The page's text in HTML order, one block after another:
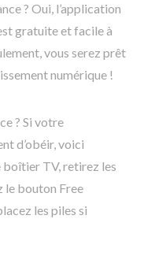
? Oui, l’application
gratuite et facile à
vous serez prêt
numérique !
? Si votre
d’obéir, voici
boîtier TV, retirez les
le bouton Free
les piles si